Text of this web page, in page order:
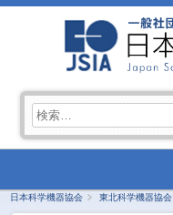
日本科学機器協会 東北科学機器協会